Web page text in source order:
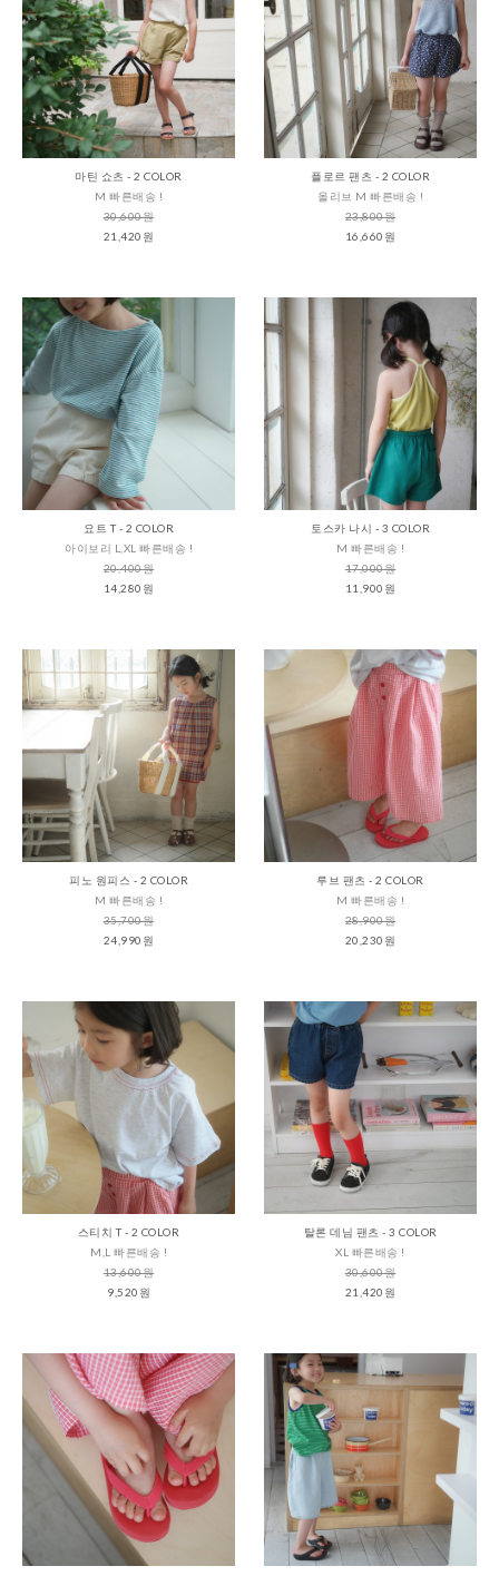
마틴 쇼츠 - 2 COLOR
M 빠른배송 !
30,600원
21,420원
플로르 팬츠 - 2 COLOR
올리브 M 빠른배송 !
23,800원
16,660원
요트 T - 2 COLOR
아이보리 L,XL 빠른배송 !
20,400원
14,280원
토스카 나시 - 3 COLOR
M 빠른배송 !
17,000원
11,900원
피노 원피스 - 2 COLOR
M 빠른배송 !
35,700원
24,990원
루브 팬츠 - 2 COLOR
M 빠른배송 !
28,900원
20,230원
스티치 T - 2 COLOR
M,L 빠른배송 !
13,600원
9,520원
탈론 데님 팬츠 - 3 COLOR
XL 빠른배송 !
30,600원
21,420원